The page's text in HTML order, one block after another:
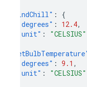
"windChill" :
{
"degrees" : 12.4,
"unit" :
"CELSIUS"
"degrees" : 9.1 ,
"unit" :
"CELSIUS"